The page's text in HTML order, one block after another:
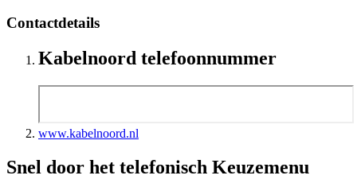
Contactdetails
Kabelnoord telefoonnummer
www.kabelnoord.nl
Snel door het telefonisch Keuzemenu